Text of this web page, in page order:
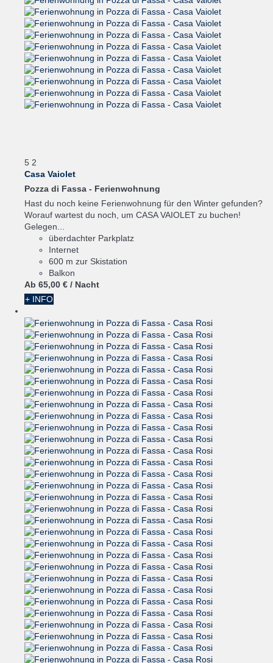
5 2
Casa Vaiolet
Pozza di Fassa - Ferienwohnung
Hast du noch keine Ferienwohnung für den Winter gefunden?
Worauf wartest du noch, um CASA VAIOLET zu buchen!
Gelegen...
überdachter Parkplatz
Internet
600 m zur Skistation
Balkon
Ab 65,00 € / Nacht
+ INFO